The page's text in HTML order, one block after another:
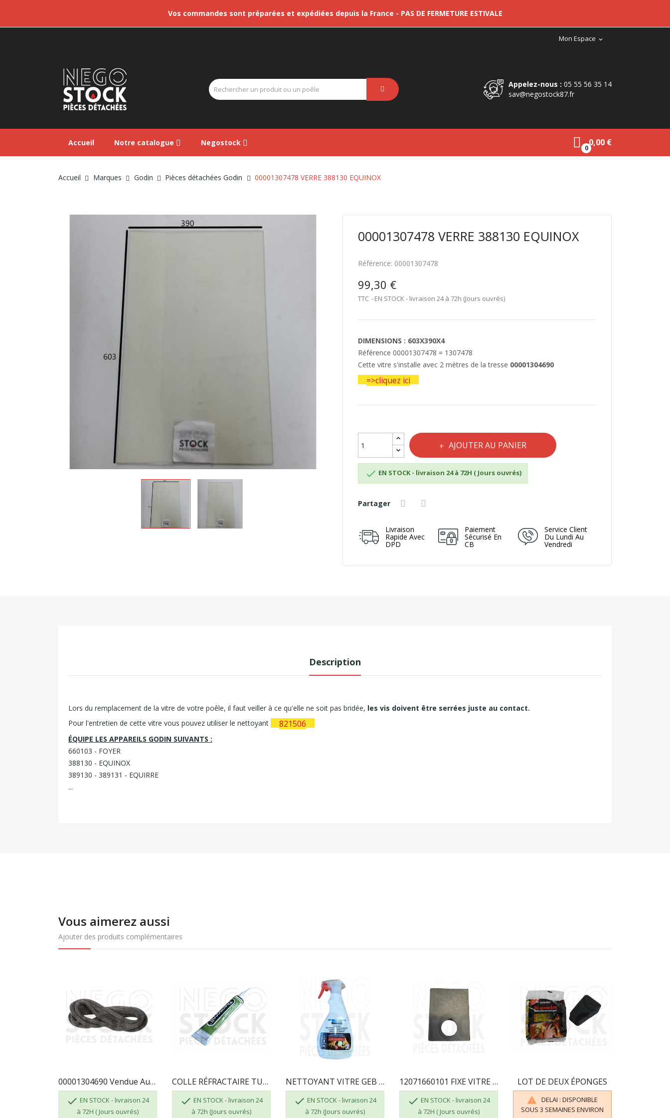
Vos commandes sont préparées et expédiées depuis la France - PAS DE FERMETURE ESTIVALE
Mon Espace expand_more
0
0,00 €
Appelez-nous : 05 55 56 35 14
sav@negostock87.fr
Accueil Notre catalogue Negostock
Accueil Marques Godin Pièces détachées Godin 00001307478 VERRE 388130 EQUINOX
00001307478 VERRE 388130 EQUINOX
Référence: 00001307478
99,30 €
TTC EN STOCK - livraison 24 à 72h (Jours ouvrés)
DIMENSIONS : 603X390X4
Référence 00001307478 = 1307478
Cette vitre s'installe avec 2 mètres de la tresse 00001304690
=>cliquez ici
AJOUTER AU PANIER
 EN STOCK - livraison 24 à 72H ( Jours ouvrés)
Partager
Livraison
Rapide Avec
DPD
Paiement
Sécurisé En
CB
Service Client
Du Lundi Au
Vendredi
Description
Lors du remplacement de la vitre de votre poêle, il faut veiller à ce qu'elle ne soit pas bridée, les vis doivent être serrées juste au contact.
Pour l'entretien de cette vitre vous pouvez utiliser le nettoyant
821506
ÉQUIPE LES APPAREILS GODIN SUIVANTS :
660103 - FOYER
388130 - EQUINOX
389130 - 389131 - EQUIRRE
...
Vous aimerez aussi
Ajouter des produits complémentaires
00001304690 Vendue Au Mètre - TRESSE DIAM 7
 EN STOCK - livraison 24
à 72H ( Jours ouvrés)
COLLE RÉFRACTAIRE TUBE DE 17 ML
 EN STOCK - livraison 24
à 72h (Jours ouvrés)
NETTOYANT VITRE GEB 821506 3283988215063
 EN STOCK - livraison 24
à 72h (Jours ouvrés)
12071660101 FIXE VITRE INFÉRIEUR GODIN 660101
 EN STOCK - livraison 24
à 72H ( Jours ouvrés)
LOT DE DEUX ÉPONGES

DELAI : DISPONIBLE
SOUS 3 SEMAINES ENVIRON